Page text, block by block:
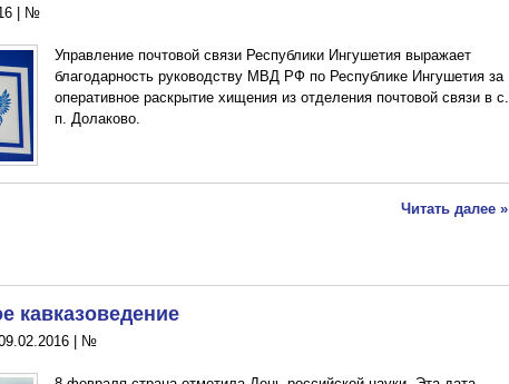
№
Управление почтовой связи Республики Ингушетия выражает
благодарность руководству МВД РФ по Республике Ингушетия за
оперативное раскрытие хищения из отделения почтовой связи в с.
п. Долаково.
Читать далее »
кавказоведение
| №